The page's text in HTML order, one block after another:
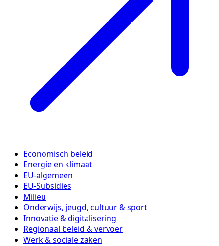
Economisch beleid
Energie en klimaat
EU-algemeen
EU-Subsidies
Milieu
Onderwijs, jeugd, cultuur & sport
Innovatie & digitalisering
Regionaal beleid & vervoer
Werk & sociale zaken